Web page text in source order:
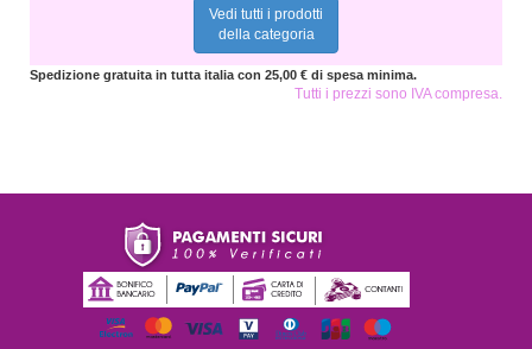
Vedi tutti i prodotti
della categoria
Spedizione gratuita in tutta italia con 25,00 € di spesa minima.
Tutti i prezzi sono IVA compresa.